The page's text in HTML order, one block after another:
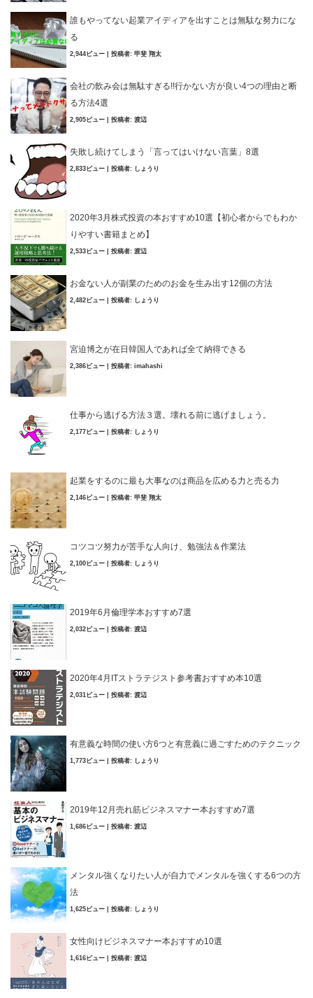
誰もやってない起業アイディアを出すことは無駄な努力にな
る
2,944ビュー 投稿者: 甲斐 翔太
会社の飲み会は無駄すぎる!!行かない方が良い4つの理由と断
る方法4選
2,905ビュー 投稿者: 渡辺
失敗し続けてしまう「言ってはいけない言葉」8選
2,833ビュー 投稿者: しょうり
2020年3月株式投資の本おすすめ10選【初心者からでもわか
りやすい書籍まとめ】
2,533ビュー 投稿者: 渡辺
お金ない人が副業のためのお金を生み出す12個の方法
2,482ビュー 投稿者: しょうり
宮迫博之が在日韓国人であれば全て納得できる
2,386ビュー 投稿者: imahashi
仕事から逃げる方法３選。壊れる前に逃げましょう。
2,177ビュー 投稿者: しょうり
起業をするのに最も大事なのは商品を広める力と売る力
2,146ビュー 投稿者: 甲斐 翔太
コツコツ努力が苦手な人向け、勉強法＆作業法
2,100ビュー 投稿者: しょうり
2019年6月倫理学本おすすめ7選
2,032ビュー 投稿者: 渡辺
2020年4月ITストラテジスト参考書おすすめ本10選
2,031ビュー 投稿者: 渡辺
有意義な時間の使い方6つと有意義に過ごすためのテクニック
1,773ビュー 投稿者: しょうり
2019年12月売れ筋ビジネスマナー本おすすめ7選
1,686ビュー 投稿者: 渡辺
メンタル強くなりたい人が自力でメンタルを強くする6つの方
法
1,625ビュー 投稿者: しょうり
女性向けビジネスマナー本おすすめ10選
1,616ビュー 投稿者: 渡辺